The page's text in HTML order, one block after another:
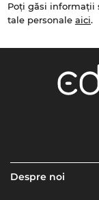
Poți găsi informații
tale personale aici.
Despre noi